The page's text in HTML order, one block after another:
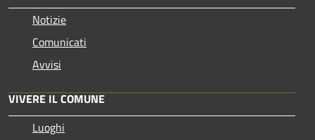
Notizie
Comunicati
Avvisi
VIVERE IL COMUNE
Luoghi